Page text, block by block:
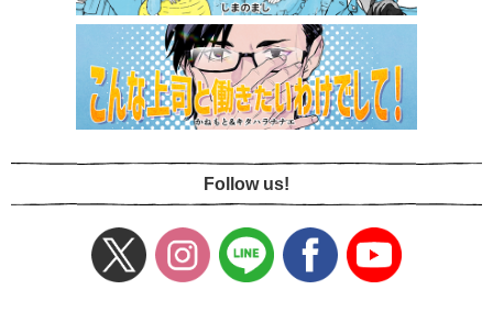
Follow us!